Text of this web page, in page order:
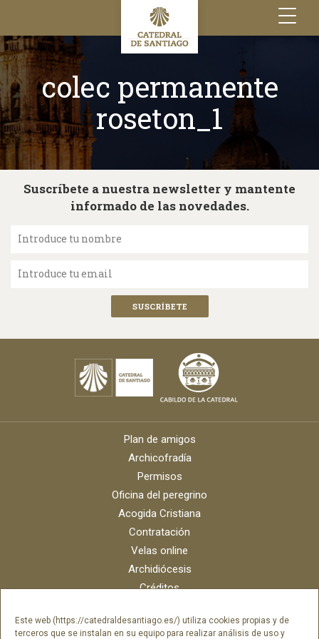
Este web (https://catedraldesantiago.es/) utiliza cookies propias y de
terceros que se instalan en su equipo para realizar análisis de uso y
Toggle
navigation
colec permanente
roseton_1
Suscríbete a nuestra newsletter y mantente
informado de las novedades.
Introduce tu nombre
Introduce tu email
Plan de amigos
Archicofradía
Permisos
Oficina del peregrino
Acogida Cristiana
Contratación
Velas online
Archidiócesis
Créditos
Contacto